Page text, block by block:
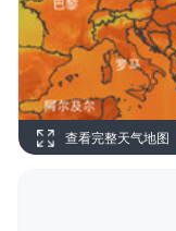
查看完整天气地图